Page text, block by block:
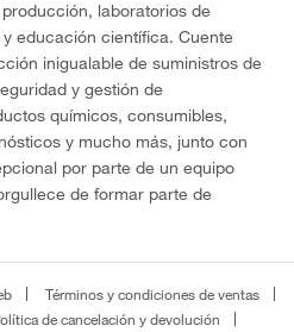
laboratorios de
educación científica. Cuente
inigualable de suministros de
y gestión de
químicos, consumibles,
y mucho más, junto con
por parte de un equipo
de formar parte de
Términos y condiciones de ventas
de cancelación y devolución